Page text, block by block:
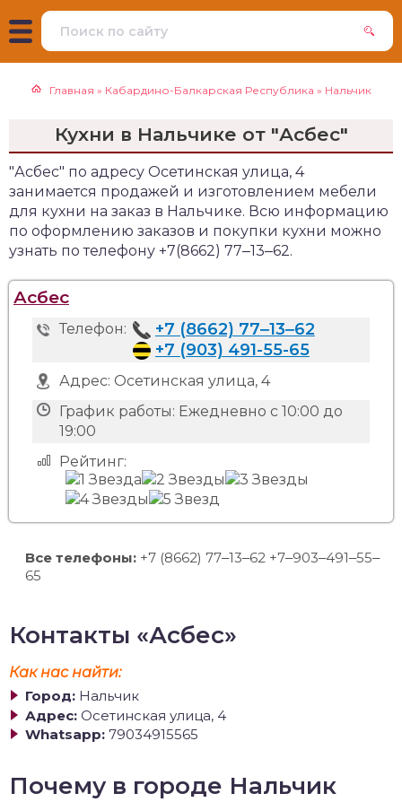
Главная » Кабардино-Балкарская Республика » Нальчик
Кухни в Нальчике от "Асбес"
"Асбес" по адресу Осетинская улица, 4
занимается продажей и изготовлением мебели
для кухни на заказ в Нальчике. Всю информацию
по оформлению заказов и покупки кухни можно
узнать по телефону +7(8662) 77‒13‒62.
Асбес
Телефон:
+7 (8662) 77‒13‒62
+7 (903) 491-55-65
Адрес: Осетинская улица, 4
График работы: Ежедневно с 10:00 до
19:00
Рейтинг:
Все телефоны: +7 (8662) 77‒13‒62 +7‒903‒491‒55‒
65
Контакты «Асбес»
Как нас найти:
Город: Нальчик
Адрес: Осетинская улица, 4
Whatsapp: 79034915565
Почему в городе Нальчик